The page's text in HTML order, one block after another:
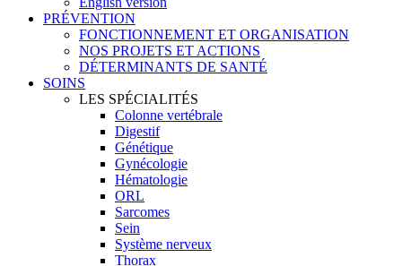
PRÉVENTION
FONCTIONNEMENT ET ORGANISATION
NOS PROJETS ET ACTIONS
DÉTERMINANTS DE SANTÉ
SOINS
LES SPÉCIALITÉS
Colonne vertébrale
Digestif
Génétique
Gynécologie
Hématologie
ORL
Sarcomes
Sein
Système nerveux
Thorax